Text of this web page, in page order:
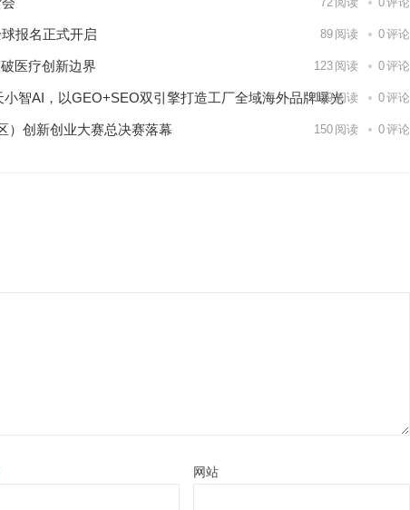
报名正式开启 89 阅读 0评论
医疗创新边界 123 阅读 0评论
智AI，以GEO+SEO双引擎打造工厂全域海外品牌曝光
139阅读 0评论
创新创业大赛总决赛落幕 150 阅读 0评论
网站